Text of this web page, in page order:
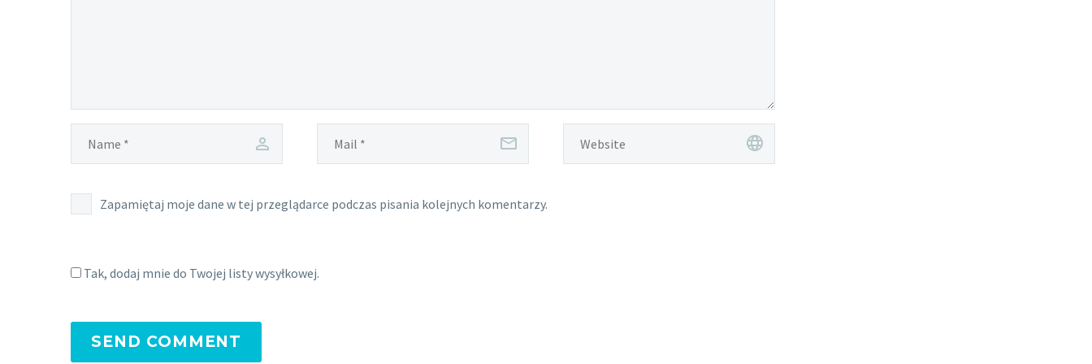
Zapamiętaj moje dane w tej przeglądarce podczas pisania kolejnych komentarzy.
Tak, dodaj mnie do Twojej listy wysyłkowej.
SEND COMMENT